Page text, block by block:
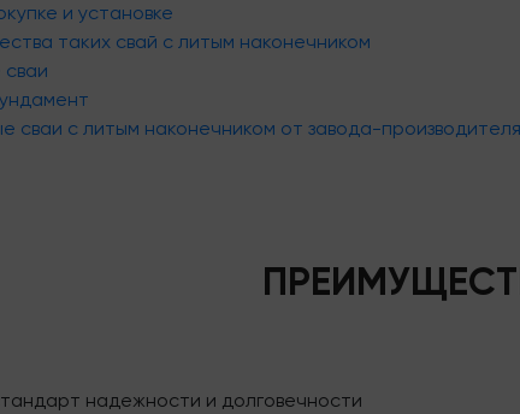
и установке
таких свай с литым наконечником
сваи с литым наконечником от завода-производителя
надежности и долговечности